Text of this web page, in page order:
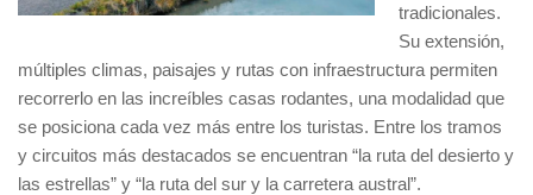
tradicionales.
Su extensión,
múltiples climas, paisajes y rutas con infraestructura permiten
recorrerlo en las increíbles casas rodantes, una modalidad que
se posiciona cada vez más entre los turistas. Entre los tramos
y circuitos más destacados se encuentran “la ruta del desierto y
las estrellas” y “la ruta del sur y la carretera austral”.